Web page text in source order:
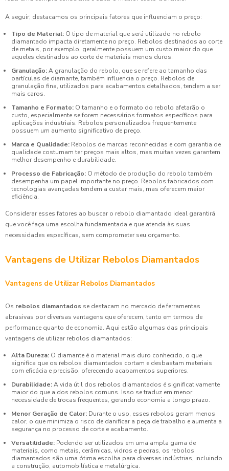
A seguir, destacamos os principais fatores que influenciam o preço:
Tipo de Material: O tipo de material que será utilizado no rebolo
diamantado impacta diretamente no preço. Rebolos destinados ao corte
de metais, por exemplo, geralmente possuem um custo maior do que
aqueles destinados ao corte de materiais menos duros.
Granulação:A granulação do rebolo, que se refere ao tamanho das
partículas de diamante, também influencia o preço. Rebolos de
granulação fina, utilizados para acabamentos detalhados, tendem a ser
mais caros.
Tamanho e Formato: O tamanho e o formato do rebolo afetarão o
custo, especialmente se forem necessários formatos específicos para
aplicações industriais. Rebolos personalizados frequentemente
possuem um aumento significativo de preço.
Marca e Qualidade: Rebolos de marcas reconhecidas e com garantia de
qualidade costumam ter preços mais altos, mas muitas vezes garantem
melhor desempenho e durabilidade.
Processo de Fabricação: O método de produção do rebolo também
desempenha um papel importante no preço. Rebolos fabricados com
tecnologias avançadas tendem a custar mais, mas oferecem maior
eficiência.
Considerar esses fatores ao buscar o rebolo diamantado ideal garantirá
que você faça uma escolha fundamentada e que atenda às suas
necessidades específicas, sem comprometer seu orçamento.
Vantagens de Utilizar Rebolos Diamantados
Vantagens de Utilizar Rebolos Diamantados
Os rebolos diamantados se destacam no mercado de ferramentas
abrasivas por diversas vantagens que oferecem, tanto em termos de
performance quanto de economia. Aqui estão algumas das principais
vantagens de utilizar rebolos diamantados:
Alta Dureza: O diamante é o material mais duro conhecido, o que
significa que os rebolos diamantados cortam e desbastam materiais
com eficácia e precisão, oferecendo acabamentos superiores.
Durabilidade:A vida útil dos rebolos diamantados é significativamente
maior do que a dos rebolos comuns. Isso se traduz em menor
necessidade de trocas frequentes, gerando economia a longo prazo.
Menor Geração de Calor: Durante o uso, esses rebolos geram menos
calor, o que minimiza o risco de danificar a peça de trabalho e aumenta a
segurança no processo de corte e acabamento.
Versatilidade: Podendo ser utilizados em uma ampla gama de
materiais, como metais, cerâmicas, vidros e pedras, os rebolos
diamantados são uma ótima escolha para diversas indústrias, incluindo
a construção, automobilística e metalúrgica.